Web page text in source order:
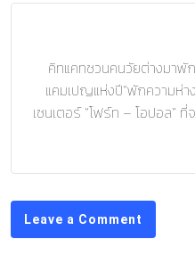
คิทแคทชวนคนวัยต่างมาพัก
แคมเปญแห่งปี“พักความห่า
เซนเตอร์ “โฟร์ท – โอปอล”
Leave a Comment